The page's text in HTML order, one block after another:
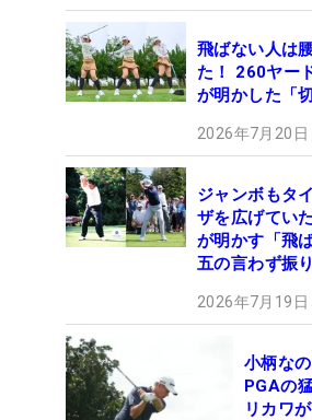
飛ばない人は
た！ 260ヤー
が明かした「
2026年7月20
ジャンボもタ
ザを広げてい
が明かす「飛
五の言わず振
2026年7月19
小柄な
PGAの
リカワ